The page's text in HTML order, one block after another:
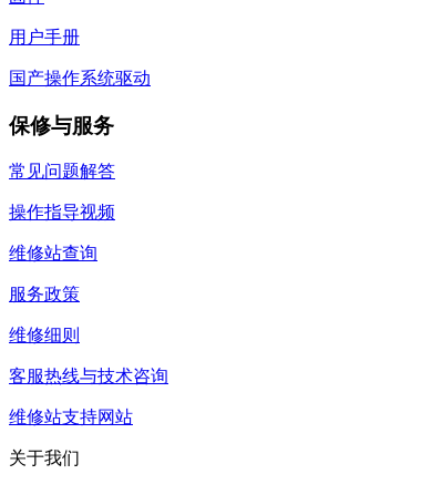
用户手册
国产操作系统驱动
保修与服务
常见问题解答
操作指导视频
维修站查询
服务政策
维修细则
客服热线与技术咨询
维修站支持网站
关于我们